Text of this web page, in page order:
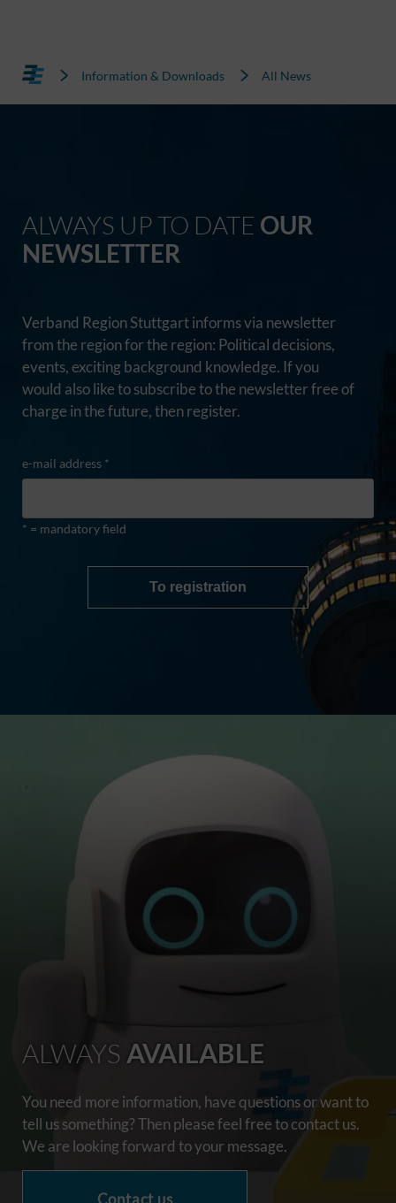
Information & Downloads All News
ALWAYS UP TO DATE OUR
NEWSLETTER
Verband Region Stuttgart informs via newsletter
from the region for the region: Political decisions,
events, exciting background knowledge. If you
would also like to subscribe to the newsletter free of
charge in the future, then register.
e-mail address *
* = mandatory field
To registration
ALWAYS AVAILABLE
You need more information, have questions or want to
tell us something? Then please feel free to contact us.
We are looking forward to your message.
Contact us